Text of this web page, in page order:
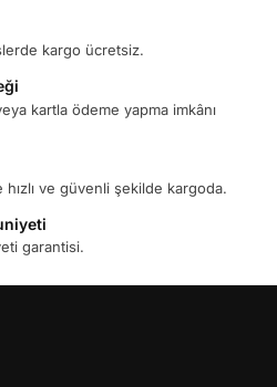
kargo ücretsiz.
kartla ödeme yapma imkânı
hızlı ve güvenli şekilde kargoda.
garantisi.